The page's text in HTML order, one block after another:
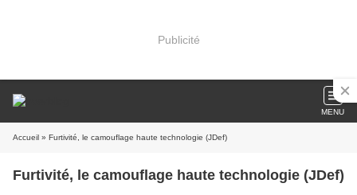
Publicité
MENU
Accueil » Furtivité, le camouflage haute technologie (JDef)
Furtivité, le camouflage haute technologie (JDef)